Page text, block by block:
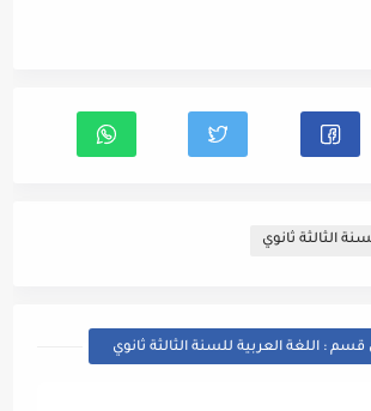
الثالثة ثانوي
: اللغة العربية للسنة الثالثة ثانوي